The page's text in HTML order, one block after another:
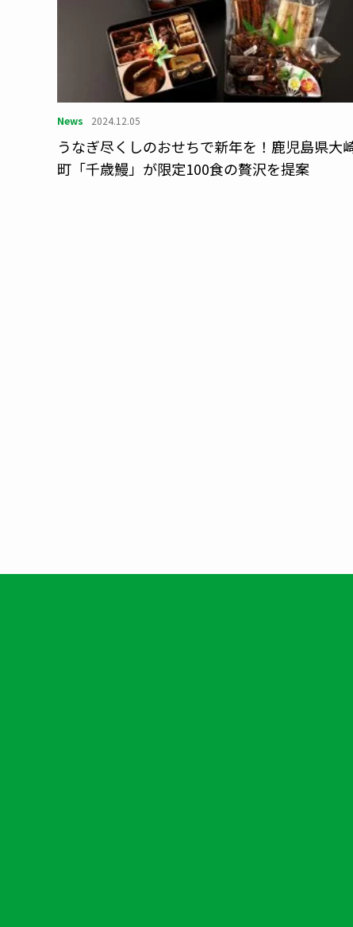
News 2024.12.05
うなぎ尽くしのおせちで新年を！鹿児島県大
町「千歳鰻」が限定100食の贅沢を提案